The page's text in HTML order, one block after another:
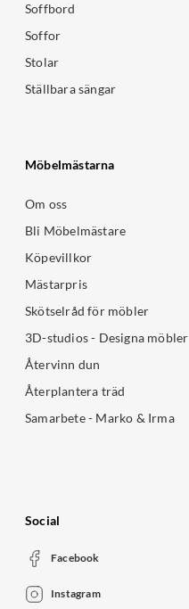
Soffbord
Soffor
Stolar
Ställbara sängar
Möbelmästarna
Om oss
Bli Möbelmästare
Köpevillkor
Mästarpris
Skötselråd för möbler
3D-studios - Designa möbler
Återvinn dun
Återplantera träd
Samarbete - Marko & Irma
Social
Facebook
Instagram